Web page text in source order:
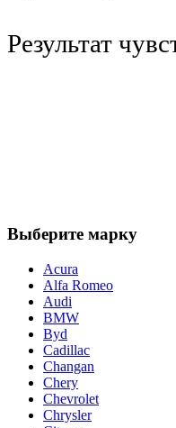
Результат
Выберите марку
Acura
Alfa Romeo
Audi
BMW
Byd
Cadillac
Changan
Chery
Chevrolet
Chrysler